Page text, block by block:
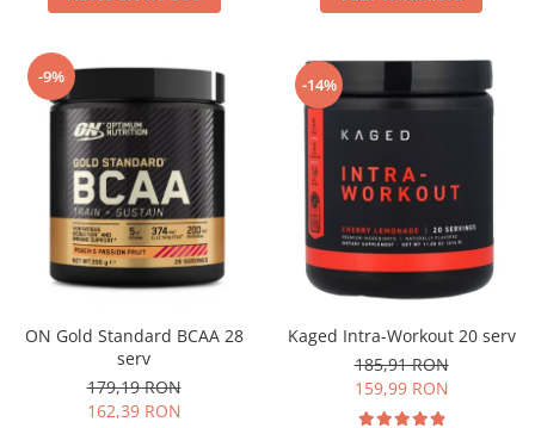
-9%
ON Gold Standard BCAA 28
serv
179,19 RON
162,39 RON
-14%
Kaged Intra-Workout 20 serv
185,91 RON
159,99 RON